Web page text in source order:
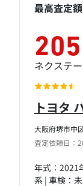
大阪府堺市中
査定依頼日：
トヨタ
年式：2021
系 | 車検：
最高査定額
205
ネクステ